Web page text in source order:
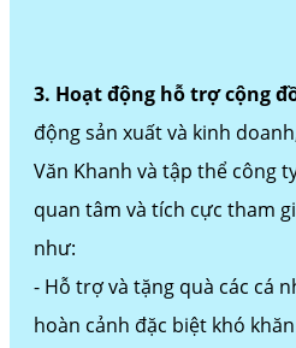
3. Hoạt động hỗ trợ cộng
động sản xuất và kinh
Văn Khanh và tập thể công
quan tâm và tích cực tham
như:
- Hỗ trợ và tặng quà các cá
hoàn cảnh đặc biệt khó